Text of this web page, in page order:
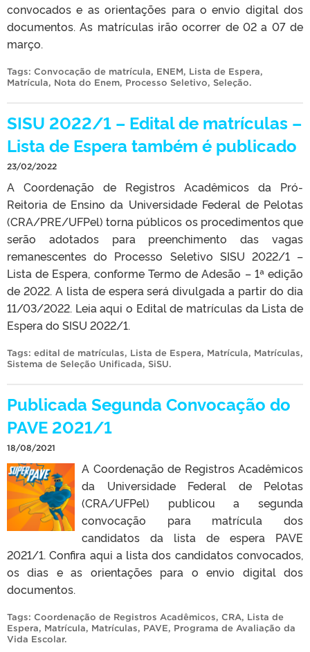
convocados e as orientações para o envio digital dos
documentos. As matrículas irão ocorrer de 02 a 07 de
março.
Tags: Convocação de matrícula, ENEM, Lista de Espera,
Matrícula, Nota do Enem, Processo Seletivo, Seleção.
SISU 2022/1 – Edital de matrículas –
Lista de Espera também é publicado
23/02/2022
A Coordenação de Registros Acadêmicos da Pró-
Reitoria de Ensino da Universidade Federal de Pelotas
(CRA/PRE/UFPel) torna públicos os procedimentos que
serão adotados para preenchimento das vagas
remanescentes do Processo Seletivo SISU 2022/1 –
Lista de Espera, conforme Termo de Adesão – 1ª edição
de 2022. A lista de espera será divulgada a partir do dia
11/03/2022. Leia aqui o Edital de matrículas da Lista de
Espera do SISU 2022/1.
Tags: edital de matrículas, Lista de Espera, Matrícula, Matrículas,
Sistema de Seleção Unificada, SiSU.
Publicada Segunda Convocação do
PAVE 2021/1
18/08/2021
A Coordenação de Registros Acadêmicos
da Universidade Federal de Pelotas
(CRA/UFPel) publicou a segunda
convocação para matrícula dos
candidatos da lista de espera PAVE
2021/1. Confira aqui a lista dos candidatos convocados,
os dias e as orientações para o envio digital dos
documentos.
Tags: Coordenação de Registros Acadêmicos, CRA, Lista de
Espera, Matrícula, Matrículas, PAVE, Programa de Avaliação da
Vida Escolar.